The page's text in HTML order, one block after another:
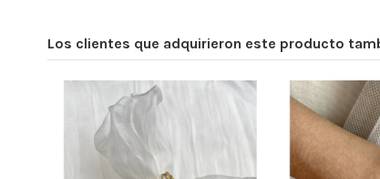
Los clientes que adquirieron este producto